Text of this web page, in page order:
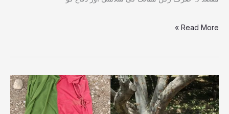
Read More »
آپریشن
رَدُّ